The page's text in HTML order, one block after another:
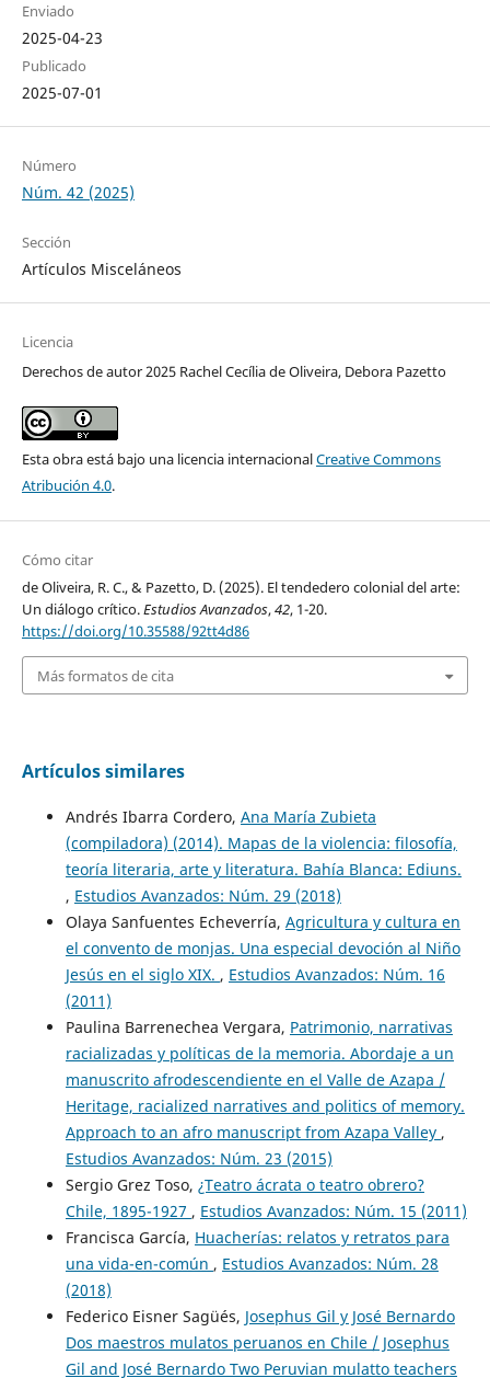
Enviado
2025-04-23
Publicado
2025-07-01
Número
Núm. 42 (2025)
Sección
Artículos Misceláneos
Licencia
Derechos de autor 2025 Rachel Cecília de Oliveira, Debora Pazetto
Esta obra está bajo una licencia internacionalCreative Commons
Atribución 4.0.
Cómo citar
de Oliveira, R. C., & Pazetto, D. (2025). El tendedero colonial del arte:
Un diálogo crítico.Estudios Avanzados,42, 1-20.
https://doi.org/10.35588/92tt4d86
Más formatos de cita
Artículos similares
Andrés Ibarra Cordero, Ana María Zubieta
(compiladora) (2014). Mapas de la violencia: filosofía,
teoría literaria, arte y literatura. Bahía Blanca: Ediuns.
, Estudios Avanzados: Núm. 29 (2018)
Olaya Sanfuentes Echeverría, Agricultura y cultura en
el convento de monjas. Una especial devoción al Niño
Jesús en el siglo XIX. , Estudios Avanzados: Núm. 16
(2011)
Paulina Barrenechea Vergara, Patrimonio, narrativas
racializadas y políticas de la memoria. Abordaje a un
manuscrito afrodescendiente en el Valle de Azapa /
Heritage, racialized narratives and politics of memory.
Approach to an afro manuscript from Azapa Valley ,
Estudios Avanzados: Núm. 23 (2015)
Sergio Grez Toso, ¿Teatro ácrata o teatro obrero?
Chile, 1895-1927 , Estudios Avanzados: Núm. 15 (2011)
Francisca García, Huacherías: relatos y retratos para
una vida-en-común , Estudios Avanzados: Núm. 28
(2018)
Federico Eisner Sagüés, Josephus Gil y José Bernardo
Dos maestros mulatos peruanos en Chile / Josephus
Gil and José Bernardo Two Peruvian mulatto teachers